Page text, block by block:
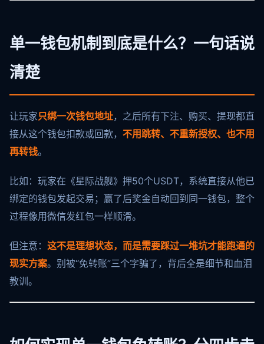
单一钱包机制到底是什么？一句话说
清楚
让玩家只绑一次钱包地址，之后所有下注、购买、提现都直
接从这个钱包扣款或回款， 不用跳转、不重新授权、也不用
再转钱。
比如：玩家在《星际战舰》押50个USDT，系统直接从他已
绑定的钱包发起交易；赢了后奖金自动回到同一钱包，整个
过程像用微信发红包一样顺滑。
但注意： 这不是理想状态，而是需要踩过一堆坑才能跑通的
现实方案。别被“免转账”三个字骗了，背后全是细节和血泪
教训。